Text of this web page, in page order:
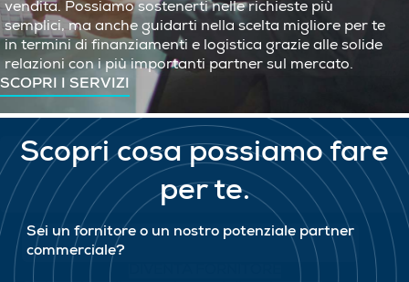
vendita. Possiamo sostenerti nelle richieste più
semplici, ma anche guidarti nella scelta migliore per te
in termini di finanziamenti e logistica grazie alle solide
relazioni con i più importanti partner sul mercato.
SCOPRI I SERVIZI
Scopri cosa possiamo fare
per te.
Sei un fornitore o un nostro potenziale partner
commerciale?